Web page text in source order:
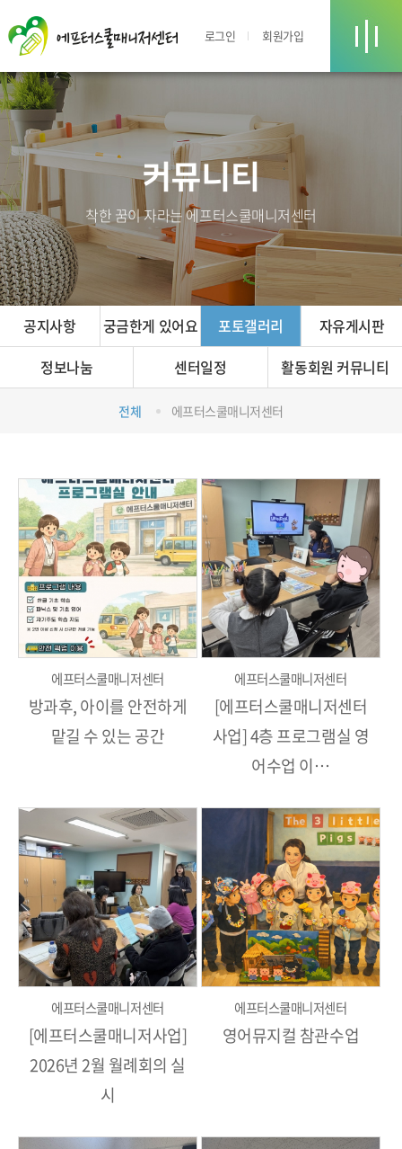
로그인 회원가입
커뮤니티
착한 꿈이 자라는 에프터스쿨매니저센터
공지사항 궁금한게 있어요 포토갤러리
전체 에프터스쿨매니저센터
자유게시판
정보나눔
센터일정 활동회원 커뮤니티
에프터스쿨매니저센터
방과후, 아이를 안전하게
맡길 수 있는 공간
에프터스쿨매니저센터
[에프터스쿨매니저센터
사업] 4층 프로그램실 영
어수업 이…
에프터스쿨매니저센터
[에프터스쿨매니저사업]
2026년 2월 월례회의 실
시
에프터스쿨매니저센터
영어뮤지컬 참관수업